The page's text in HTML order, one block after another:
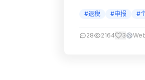
#退税 #申报 #
28 2164 3